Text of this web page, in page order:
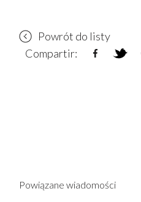
Powrót do listy
Compartir:
Powiązane wiadomości